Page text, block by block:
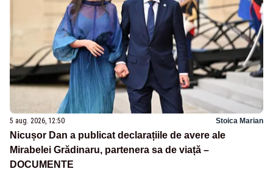
5 aug. 2026, 12:50 Stoica Marian
Nicușor Dan a publicat declarațiile de avere ale
Mirabelei Grădinaru, partenera sa de viață –
DOCUMENTE